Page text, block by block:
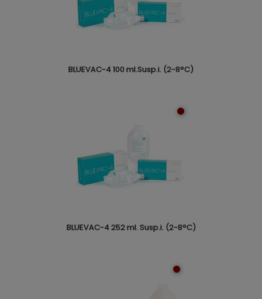
BLUEVAC-4 100 ml.Susp.i. (2-8°C)
BLUEVAC-4 252 ml. Susp.i. (2-8°C)